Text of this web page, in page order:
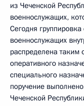
из Чеченской
военнослужащих,
Сегодня
военнослужащих
распределена таким
оперативного
специального
поручение
Чеченской